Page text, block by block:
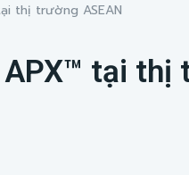
thị trường ASEAN
tại thị